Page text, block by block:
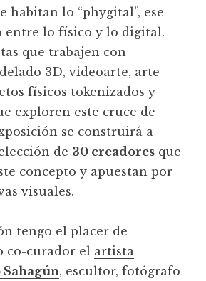
habitan lo “phygital”, ese
entre lo físico y lo digital.
que trabajen con
3D, videoarte, arte
físicos tokenizados y
exploren este cruce de
se construirá a
de 30 creadores que
concepto y apuestan por
visuales.
tengo el placer de
co-curador el artista
Sahagún, escultor, fotógrafo